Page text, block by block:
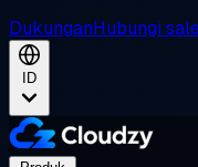
DukunganHubungi
ID